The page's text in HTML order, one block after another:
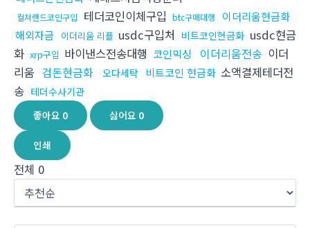
컬쳐랜드코인구입 테더코인이체구입 btc구매대행
이더리움현금화
해외자금
이더리움 리플 usdc구입처 비트코인현금화 usdc현금
화 xrp구입 바이낸스전송대행 코인믹싱 이더리움전송 이더
리움 검돈현금화 오다세탁 비트코인 현금화 소액결제테더전
송 테더수사기관
좋아요 0 싫어요 0
인쇄
전체 0